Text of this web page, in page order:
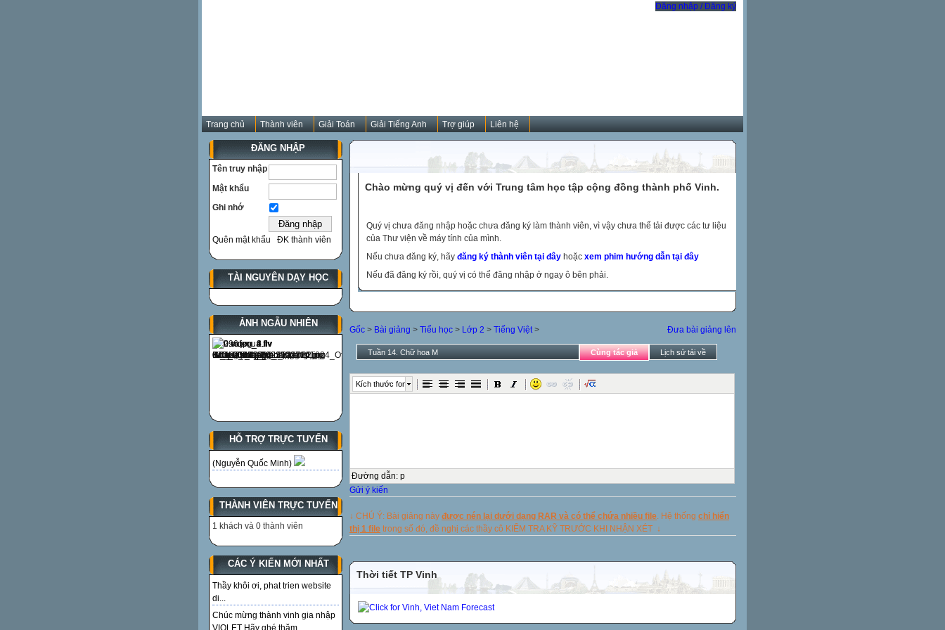
Đăng nhập / Đăng ký
Trang chủ Thành viên Giải Toán Giải Tiếng Anh Trợ giúp Liên hệ
ĐĂNG NHẬP
Tên truy nhập
Mật khẩu
Ghi nhớ
Quên mật khẩu ĐK thành viên
TÀI NGUYÊN DẠY HỌC
ẢNH NGẪU NHIÊN
HỖ TRỢ TRỰC TUYẾN
(Nguyễn Quốc Minh)
THÀNH VIÊN TRỰC TUYẾN
1 khách và 0 thành viên
CÁC Ý KIẾN MỚI NHẤT
Thầy khôi ơi, phat trien website
di...
Chúc mừng thành vinh gia nhập
VIOLET Hãy ghé thăm...
Chào mừng quý vị đến với Trung tâm học tập cộng đồng thành phố Vinh.
Quý vị chưa đăng nhập hoặc chưa đăng ký làm thành viên, vì vậy chưa thể tải được các tư liệu
của Thư viện về máy tính của mình.
Nếu chưa đăng ký, hãy đăng ký thành viên tại đây hoặc xem phim hướng dẫn tại đây
Nếu đã đăng ký rồi, quý vị có thể đăng nhập ở ngay ô bên phải.
Đưa bài giảng lên
Gốc > Bài giảng > Tiểu học > Lớp 2 > Tiếng Việt>
Tuần 14. Chữ hoa M Cùng tác giả Lịch sử tải về
Kích thước font
Đường dẫn: p
Gửi ý kiến
↓ CHÚ Ý: Bài giảng này được nén lại dưới dạng RAR và có thể chứa nhiều file . Hệ thống chỉ hiển
thị 1 file trong số đó, đề nghị các thầy cô KIỂM TRA KỸ TRƯỚC KHI NHẬN XÉT ↓
Thời tiết TP Vinh